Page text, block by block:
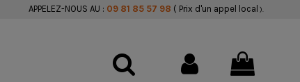
APPELEZ-NOUS AU : 09 81 85 57 98 ( Prix d'un appel local ).